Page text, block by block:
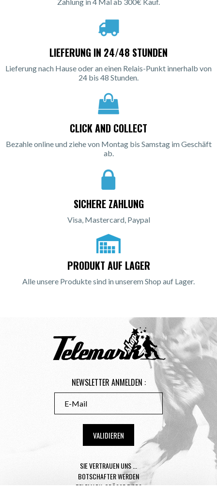
LIEFERUNG IN 24/48 STUNDEN
Lieferung nach Hause oder an einen Relais-Punkt innerhalb von
24 bis 48 Stunden.
CLICK AND COLLECT
Bezahle online und ziehe von Montag bis Samstag im Geschäft
ab.
SICHERE ZAHLUNG
Visa, Mastercard, Paypal
PRODUKT AUF LAGER
Alle unsere Produkte sind in unserem Shop auf Lager.
NEWSLETTER ANMELDEN :
SIE VERTRAUEN UNS ...
BOTSCHAFTER WERDEN
TELEMARK-GRÖSSE TIPPS